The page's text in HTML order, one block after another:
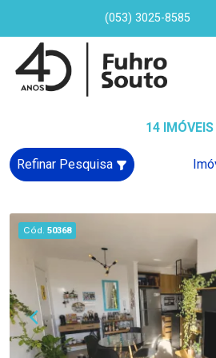
(053) 3025-8585
14 IMÓVEIS
Refinar Pesquisa
Cód. 50368